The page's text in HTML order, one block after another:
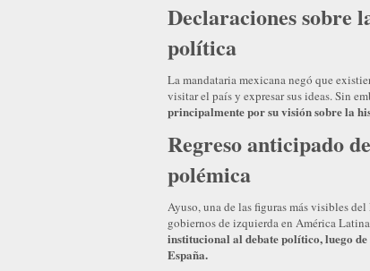
Declaraciones sobre
política
La mandataria mexicana negó que
visitar el país y expresar sus ideas. Sin
principalmente por su visión sobre la
Regreso anticipado
polémica
Ayuso, una de las figuras más visibles
gobiernos de izquierda en América
institucional al debate político, luego
España.